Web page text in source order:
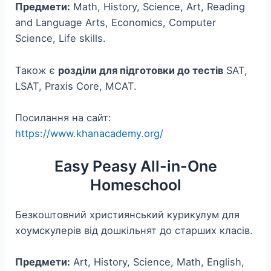
Предмети: Math, History, Science, Art, Reading
and Language Arts, Economics, Computer
Science, Life skills.
Також є розділи для підготовки до тестів SAT,
LSAT, Praxis Core, MCAT.
Посилання на сайт:
https://www.khanacademy.org/
Easy Peasy All-in-One
Homeschool
Безкоштовний християнський курикулум для
хоумскулерів від дошкільнят до старших класів.
Предмети: Art, History, Science, Math, English,